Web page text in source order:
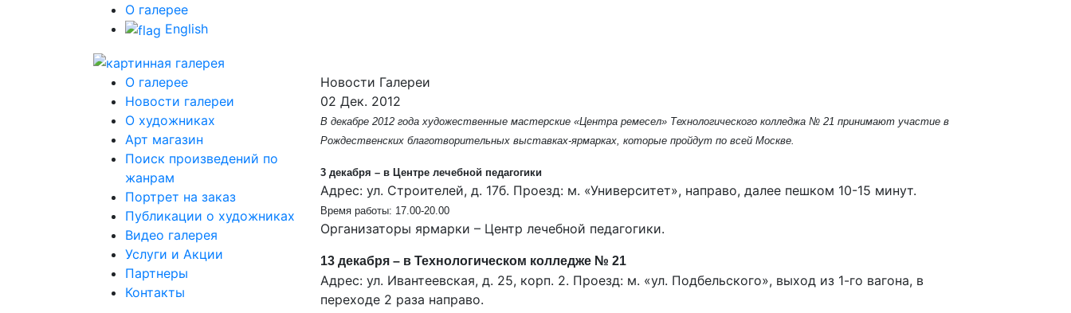
О галерее
English
О галерее
Новости галереи
О художниках
Арт магазин
Поиск произведений по
жанрам
Портрет на заказ
Публикации о художниках
Видео галерея
Услуги и Акции
Партнеры
Контакты
Новости Галереи
02 Дек. 2012
В декабре 2012 года художественные мастерские «Центра ремесел» Технологического колледжа № 21 принимают участие в
Рождественских благотворительных выставках-ярмарках, которые пройдут по всей Москве.
3 декабря – в Центре лечебной педагогики
Адрес: ул. Строителей, д. 17б. Проезд: м. «Университет», направо, далее пешком 10-15 минут.
Время работы: 17.00-20.00
Организаторы ярмарки – Центр лечебной педагогики.
13 декабря – в Технологическом колледже № 21
Адрес: ул. Ивантеевская, д. 25, корп. 2. Проезд: м. «ул. Подбельского», выход из 1-го вагона, в
переходе 2 раза направо.